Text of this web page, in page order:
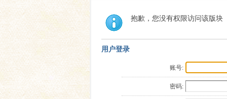
抱歉，您没有权限访问该版块
用户登录
账号:
密码: